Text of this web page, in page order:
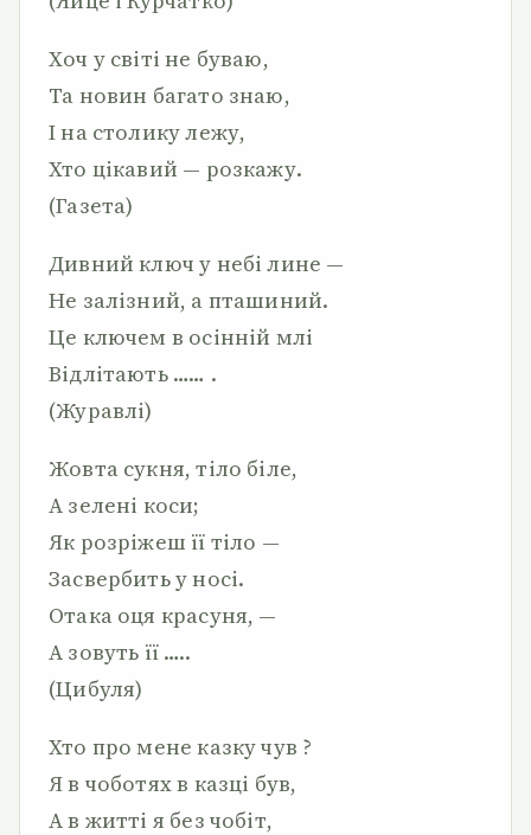
Хоч у світі не буваю,
Та новин багато знаю,
І на столику лежу,
Хто цікавий — розкажу.
(Газета)
Дивний ключ у небі лине —
Не залізний, а пташиний.
Це ключем в осінній млі
Відлітають …… .
(Журавлі)
Жовта сукня, тіло біле,
А зелені коси;
Як розріжеш її тіло —
Засвербить у носі.
Отака оця красуня, —
А зовуть її …..
(Цибуля)
Хто про мене казку чув ?
Я в чоботях в казці був,
А в житті я без чобіт,